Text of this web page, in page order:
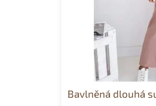
Bavlněná dlouhá